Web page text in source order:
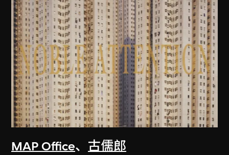
MAP Office、 古儒郎